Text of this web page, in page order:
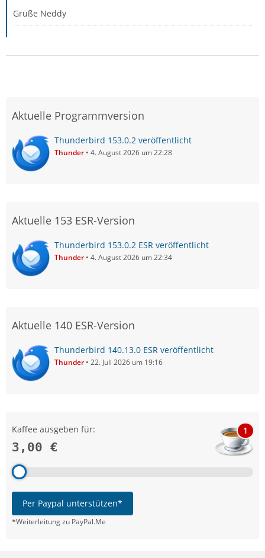
Grüße Neddy
Aktuelle Programmversion
Thunderbird 153.0.2 veröffentlicht
Thunder 4. August 2026 um 22:28
Aktuelle 153 ESR-Version
Thunderbird 153.0.2 ESR veröffentlicht
Thunder 4. August 2026 um 22:34
Aktuelle 140 ESR-Version
Thunderbird 140.13.0 ESR veröffentlicht
Thunder 22. Juli 2026 um 19:16
Kaffee ausgeben für:
3,00 €
1
Per Paypal unterstützen*
*Weiterleitung zu PayPal.Me